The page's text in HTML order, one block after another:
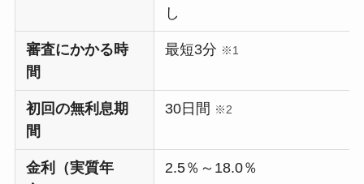
し
審査にかかる時
間
最短3分 ※1
初回の無利息期
間
30日間 ※2
金利（実質年
2.5％～18.0％